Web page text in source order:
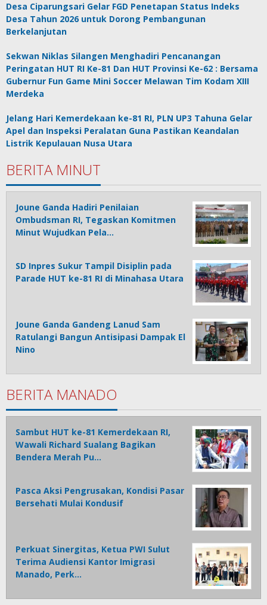
Desa Ciparungsari Gelar FGD Penetapan Status Indeks
Desa Tahun 2026 untuk Dorong Pembangunan
Berkelanjutan
Sekwan Niklas Silangen Menghadiri Pencanangan
Peringatan HUT RI Ke-81 Dan HUT Provinsi Ke-62 : Bersama
Gubernur Fun Game Mini Soccer Melawan Tim Kodam XIII
Merdeka
Jelang Hari Kemerdekaan ke-81 RI, PLN UP3 Tahuna Gelar
Apel dan Inspeksi Peralatan Guna Pastikan Keandalan
Listrik Kepulauan Nusa Utara
BERITA MINUT
Joune Ganda Hadiri Penilaian
Ombudsman RI, Tegaskan Komitmen
Minut Wujudkan Pela…
SD Inpres Sukur Tampil Disiplin pada
Parade HUT ke-81 RI di Minahasa Utara
Joune Ganda Gandeng Lanud Sam
Ratulangi Bangun Antisipasi Dampak El
Nino
BERITA MANADO
Sambut HUT ke-81 Kemerdekaan RI,
Wawali Richard Sualang Bagikan
Bendera Merah Pu…
Pasca Aksi Pengrusakan, Kondisi Pasar
Bersehati Mulai Kondusif
Perkuat Sinergitas, Ketua PWI Sulut
Terima Audiensi Kantor Imigrasi
Manado, Perk…